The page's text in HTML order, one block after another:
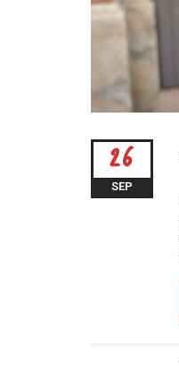
26
SEP